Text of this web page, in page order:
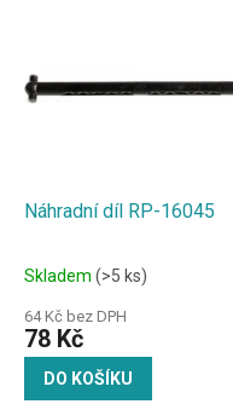
Náhradní díl RP-16045
Skladem (>5 ks)
64 Kč bez DPH
78 Kč
DO KOŠÍKU